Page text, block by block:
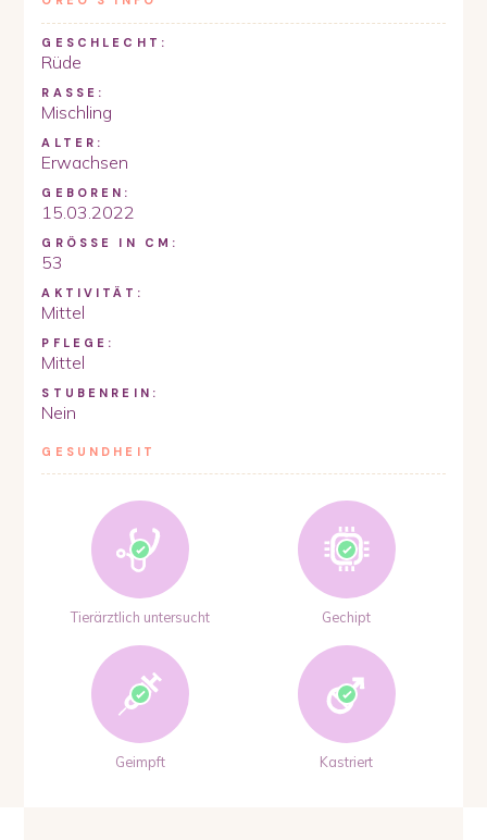
GESCHLECHT:
Rüde
RASSE:
Mischling
ALTER:
Erwachsen
GEBOREN:
15.03.2022
GRÖSSE IN CM:
53
AKTIVITÄT:
Mittel
PFLEGE:
Mittel
STUBENREIN:
Nein
GESUNDHEIT
Tierärztlich untersucht Gechipt
Geimpft Kastriert